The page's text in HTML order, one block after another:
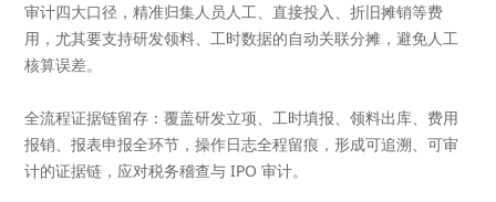
审计四大口径，精准归集人员人工、直接投入、折旧摊销等费
用，尤其要支持研发领料、工时数据的自动关联分摊，避免人工
核算误差。
全流程证据链留存 ：覆盖研发立项、工时填报、领料出库、费用
报销、报表申报全环节，操作日志全程留痕，形成可追溯、可审
计的证据链，应对税务稽查与 IPO 审计。